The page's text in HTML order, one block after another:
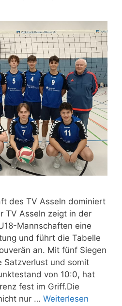
des TV Asseln dominiert
TV Asseln zeigt in der
Mannschaften eine
und führt die Tabelle
an. Mit fünf Siegen
Satzverlust und somit
von 10:0, hat
fest im Griff.Die
nur … Weiterlesen